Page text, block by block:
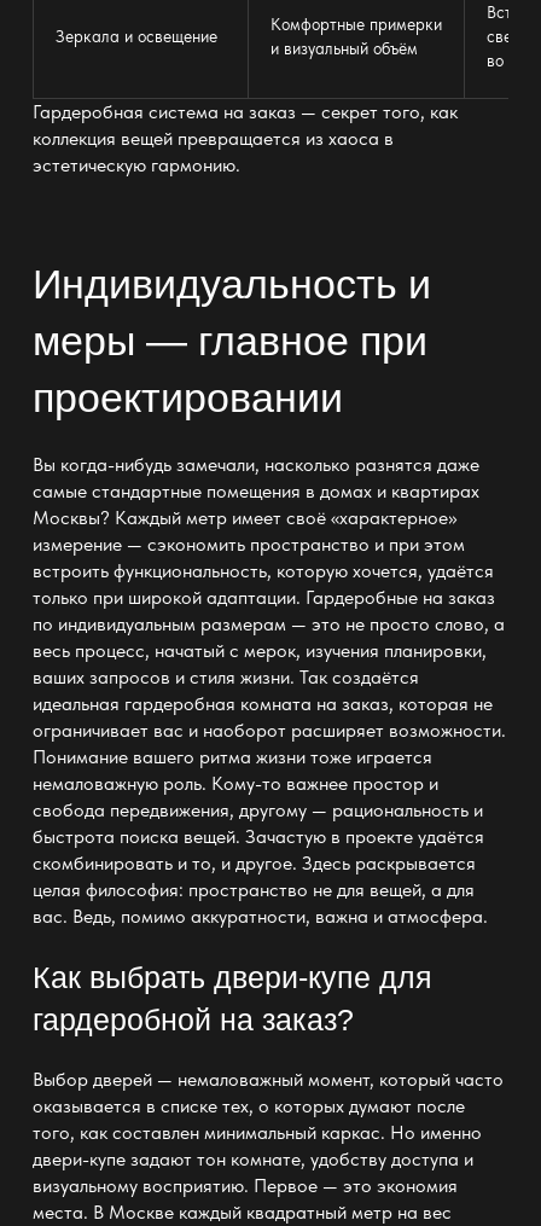
Зеркала и освещение
Комфортные примерки
и визуальный объём
во всю
Гардеробная система на заказ — секрет того, как
коллекция вещей превращается из хаоса в
эстетическую гармонию.
Индивидуальность и
меры — главное при
проектировании
Вы когда-нибудь замечали, насколько разнятся даже
самые стандартные помещения в домах и квартирах
Москвы? Каждый метр имеет своё «характерное»
измерение — сэкономить пространство и при этом
встроить функциональность, которую хочется, удаётся
только при широкой адаптации. Гардеробные на заказ
по индивидуальным размерам— это не просто слово, а
весь процесс, начатый с мерок, изучения планировки,
ваших запросов и стиля жизни. Так создаётся
идеальная гардеробная комната на заказ, которая не
ограничивает вас и наоборот расширяет возможности.
Понимание вашего ритма жизни тоже играется
немаловажную роль. Кому-то важнее простор и
свобода передвижения, другому — рациональность и
быстрота поиска вещей. Зачастую в проекте удаётся
скомбинировать и то, и другое. Здесь раскрывается
целая философия: пространство не для вещей, а для
вас. Ведь, помимо аккуратности, важна и атмосфера.
Как выбрать двери-купе для
гардеробной на заказ?
Выбор дверей — немаловажный момент, который часто
оказывается в списке тех, о которых думают после
того, как составлен минимальный каркас. Но именно
двери-купе задают тон комнате, удобству доступа и
визуальному восприятию. Первое — это экономия
места. В Москве каждый квадратный метр на вес